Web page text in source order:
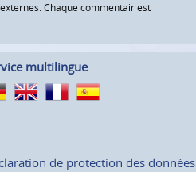
Chaque commentair est
multilingue
de protection des données